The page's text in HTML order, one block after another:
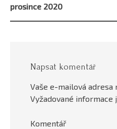
prosince 2020
Napsat komentář
Vaše e-mailová adresa
Vyžadované informace
Komentář